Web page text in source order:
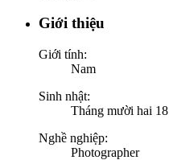
Giới thiệu
Giới tính:
Nam
Sinh nhật:
Tháng mười hai 18
Nghề nghiệp:
Photographer